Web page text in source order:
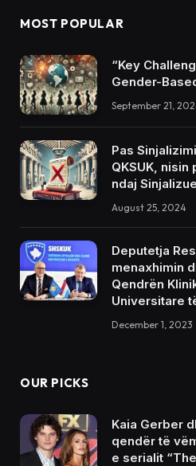
MOST POPULAR
“Key
Gender-
September 21,
Pas
QKSUK,
ndaj
August 25, 2024
Deputetja
menaxhimin
Qendrën
Universitare
December 1, 2023
OUR PICKS
Kaia Gerber
qendër të
e serialit